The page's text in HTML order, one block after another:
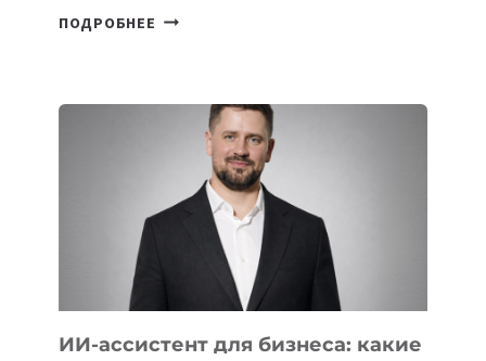
ПОДРОБНЕЕ КАЗАХСТАНСКИЙ
ВТОРОЕ
МЕСТО
НА
МЕЖДУНАРОДНОЙ
ОЛИМПИАДЕ
ИИ
ИИ-ассистент для бизнеса: какие